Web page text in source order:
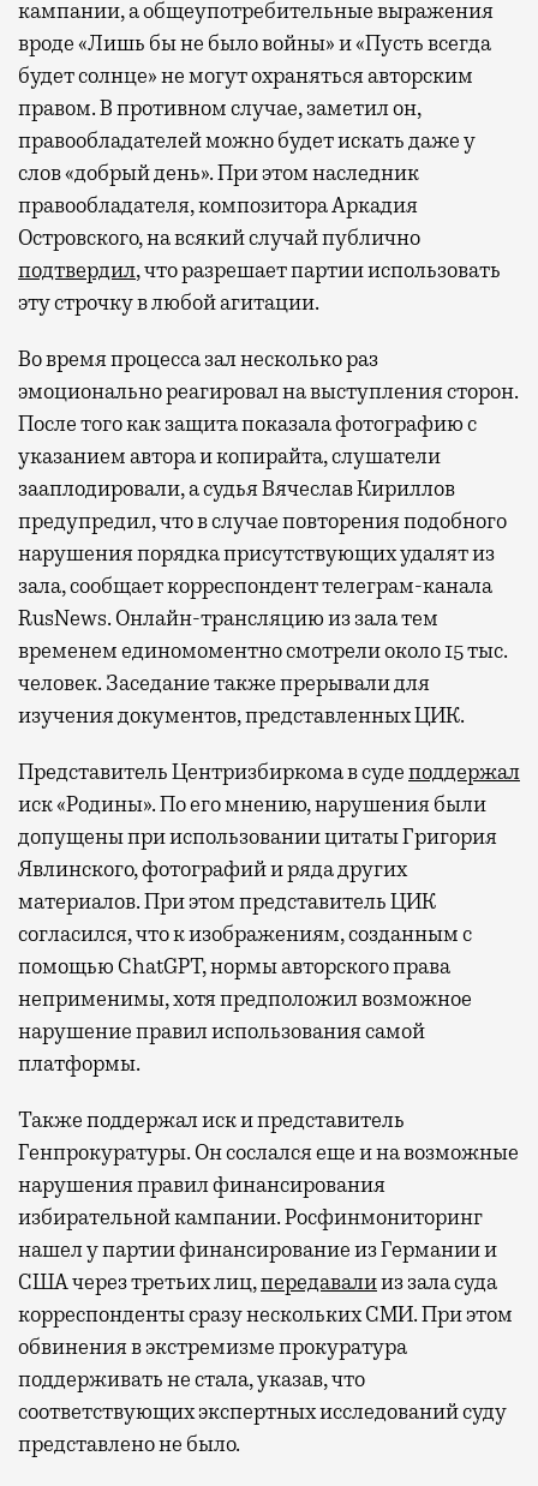
кампании, а общеупотребительные выражения
вроде «Лишь бы не было войны» и «Пусть всегда
будет солнце» не могут охраняться авторским
правом. В противном случае, заметил он,
правообладателей можно будет искать даже у
слов «добрый день». При этом наследник
правообладателя, композитора Аркадия
Островского, на всякий случай публично
подтвердил, что разрешает партии использовать
эту строчку в любой агитации.
Во время процесса зал несколько раз
эмоционально реагировал на выступления сторон.
После того как защита показала фотографию с
указанием автора и копирайта, слушатели
зааплодировали, а судья Вячеслав Кириллов
предупредил, что в случае повторения подобного
нарушения порядка присутствующих удалят из
зала, сообщает корреспондент телеграм-канала
RusNews. Онлайн-трансляцию из зала тем
временем единомоментно смотрели около 15 тыс.
человек. Заседание также прерывали для
изучения документов, представленных ЦИК.
Представитель Центризбиркома в судеподдержал
иск «Родины». По его мнению, нарушения были
допущены при использовании цитаты Григория
Явлинского, фотографий и ряда других
материалов. При этом представитель ЦИК
согласился, что к изображениям, созданным с
помощью ChatGPT, нормы авторского права
неприменимы, хотя предположил возможное
нарушение правил использования самой
платформы.
Также поддержал иск и представитель
Генпрокуратуры. Он сослался еще и на возможные
нарушения правил финансирования
избирательной кампании. Росфинмониторинг
нашел у партии финансирование из Германии и
США через третьих лиц,передавалииз зала суда
корреспонденты сразу нескольких СМИ. При этом
обвинения в экстремизме прокуратура
поддерживать не стала, указав, что
соответствующих экспертных исследований суду
представлено не было.